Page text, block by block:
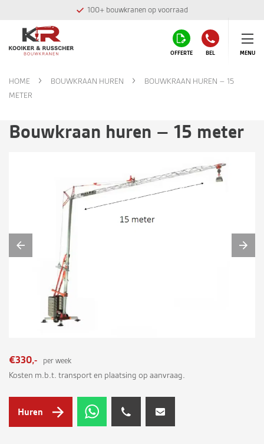
100+ bouwkranen op voorraad
OFFERTE BEL MENU
HOME BOUWKRAAN HUREN
BOUWKRAAN HUREN – 15
METER
Bouwkraan huren – 15 meter
€330,- per week
Kosten m.b.t. transport en plaatsing op aanvraag.
Huren